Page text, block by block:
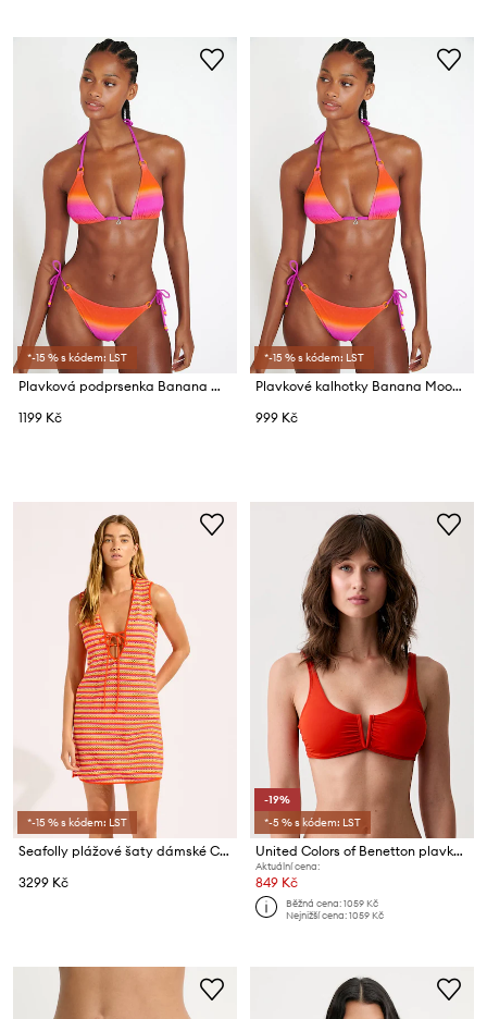
*-15 % s kódem: LST
Plavková podprsenka Banana Moon Candycrush
1199 Kč
*-15 % s kódem: LST
Plavkové kalhotky Banana Moon Candycrush
999 Kč
*-15 % s kódem: LST
Seafolly plážové šaty dámské Calypso Mini Cover Up
3299 Kč
-19%
*-5 % s kódem: LST
United Colors of Benetton plavková podprsenka dámská
Aktuální cena:
849 Kč
Běžná cena:1059 Kč
Nejnižší cena:1059 Kč